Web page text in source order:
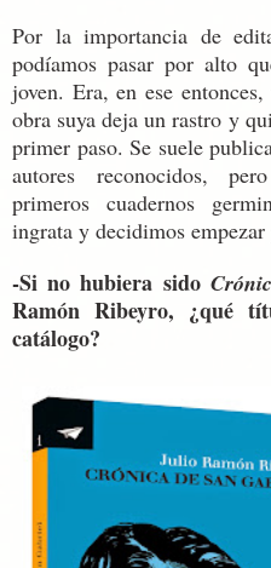
Por la importancia de
podíamos pasar por alto
joven. Era, en ese entonces,
obra suya deja un rastro y
primer paso. Se suele
autores reconocidos,
primeros cuadernos
ingrata y decidimos
-Si no hubiera sido
Ramón Ribeyro, ¿qué
catálogo?